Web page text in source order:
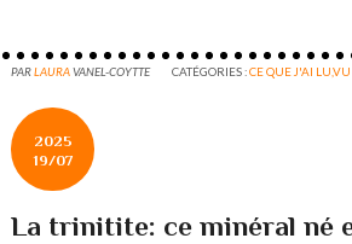
PARLAURAVANEL-COYTTE CATÉGORIES :CE QUE J'AI
2025
19/07
La trinitite: ce minéral né